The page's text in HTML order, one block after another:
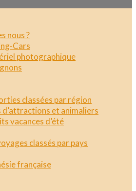
nous ?
Cars
photographique
classées par région
d’attractions et animaliers
vacances d’été
classés par pays
française